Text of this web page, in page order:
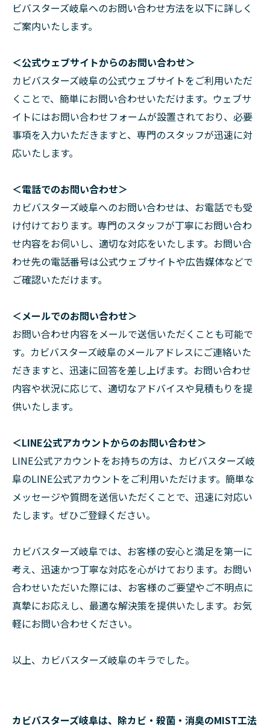
ビバスターズ岐阜へのお問い合わせ方法を以下に詳しく
ご案内いたします。
＜公式ウェブサイトからのお問い合わせ＞
カビバスターズ岐阜の公式ウェブサイトをご利用いただ
くことで、簡単にお問い合わせいただけます。ウェブサ
イトにはお問い合わせフォームが設置されており、必要
事項を入力いただきますと、専門のスタッフが迅速に対
応いたします。
＜電話でのお問い合わせ＞
カビバスターズ岐阜へのお問い合わせは、お電話でも受
け付けております。専門のスタッフが丁寧にお問い合わ
せ内容をお伺いし、適切な対応をいたします。お問い合
わせ先の電話番号は公式ウェブサイトや広告媒体などで
ご確認いただけます。
＜メールでのお問い合わせ＞
お問い合わせ内容をメールで送信いただくことも可能で
す。カビバスターズ岐阜のメールアドレスにご連絡いた
だきますと、迅速に回答を差し上げます。お問い合わせ
内容や状況に応じて、適切なアドバイスや見積もりを提
供いたします。
＜LINE公式アカウントからのお問い合わせ＞
LINE公式アカウントをお持ちの方は、カビバスターズ岐
阜のLINE公式アカウントをご利用いただけます。簡単な
メッセージや質問を送信いただくことで、迅速に対応い
たします。ぜひご登録ください。
カビバスターズ岐阜では、お客様の安心と満足を第一に
考え、迅速かつ丁寧な対応を心がけております。お問い
合わせいただいた際には、お客様のご要望やご不明点に
真摯にお応えし、最適な解決策を提供いたします。お気
軽にお問い合わせください。
以上、カビバスターズ岐阜のキラでした。
カビバスターズ岐阜は、除カビ・殺菌・消臭のMIST工法